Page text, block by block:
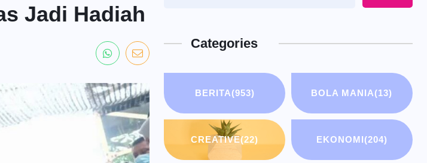
Jadi Hadiah
Categories
BERITA(953) BOLA MANIA(13)
CREATIVE(22) EKONOMI(204)